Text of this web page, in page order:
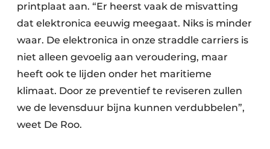
printplaat aan. “Er heerst vaak de misvatting
dat elektronica eeuwig meegaat. Niks is minder
waar. De elektronica in onze straddle carriers is
niet alleen gevoelig aan veroudering, maar
heeft ook te lijden onder het maritieme
klimaat. Door ze preventief te reviseren zullen
we de levensduur bijna kunnen verdubbelen”,
weet De Roo.